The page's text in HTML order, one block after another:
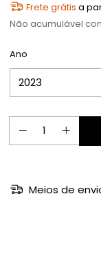
Frete grátis a
Não acumulável
Ano
Meios de